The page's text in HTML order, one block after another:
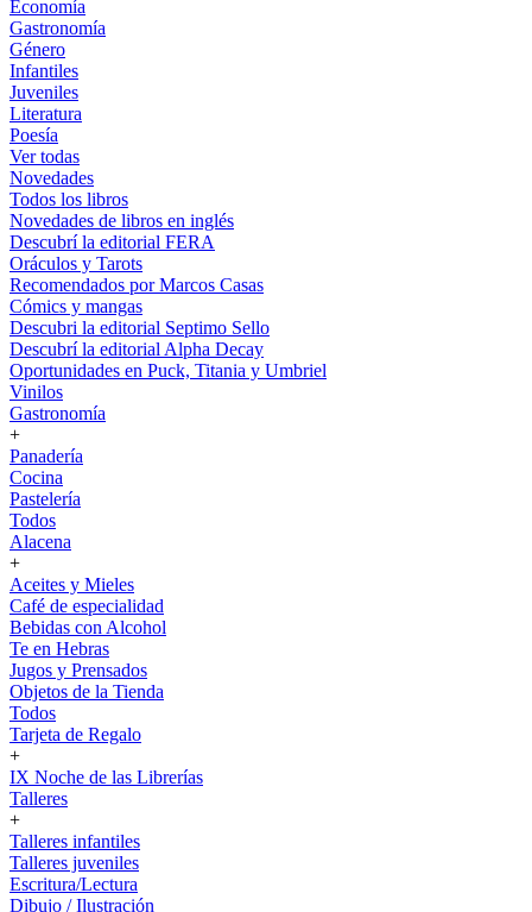
Economía
Gastronomía
Género
Infantiles
Juveniles
Literatura
Poesía
Ver todas
Novedades
Todos los libros
Novedades de libros en inglés
Descubrí la editorial FERA
Oráculos y Tarots
Recomendados por Marcos Casas
Cómics y mangas
Descubri la editorial Septimo Sello
Descubrí la editorial Alpha Decay
Oportunidades en Puck, Titania y Umbriel
Vinilos
Gastronomía
+
Panadería
Cocina
Pastelería
Todos
Alacena
+
Aceites y Mieles
Café de especialidad
Bebidas con Alcohol
Te en Hebras
Jugos y Prensados
Objetos de la Tienda
Todos
Tarjeta de Regalo
+
IX Noche de las Librerías
Talleres
+
Talleres infantiles
Talleres juveniles
Escritura/Lectura
Dibujo / Ilustración